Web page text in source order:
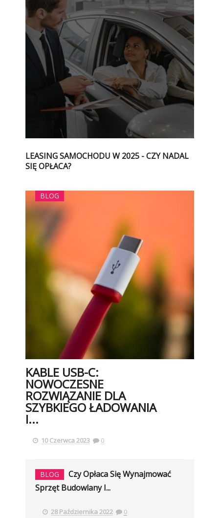
LEASING SAMOCHODU W 2025 - CZY NADAL
SIĘ OPŁACA?
BLOG
KABLE USB-C:
NOWOCZESNE
ROZWIĄZANIE DLA
SZYBKIEGO ŁADOWANIA
I...
10 Czerwca 2023 0
BLOG
Czy Opłaca Się Wynajmować
Sprzęt Budowlany I...
28 Października 2022 0